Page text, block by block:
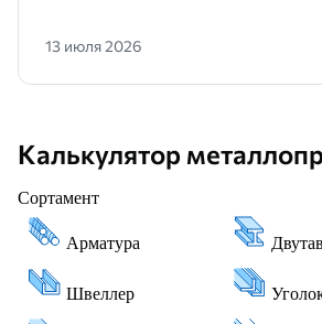
13 июля 2026
Калькулятор